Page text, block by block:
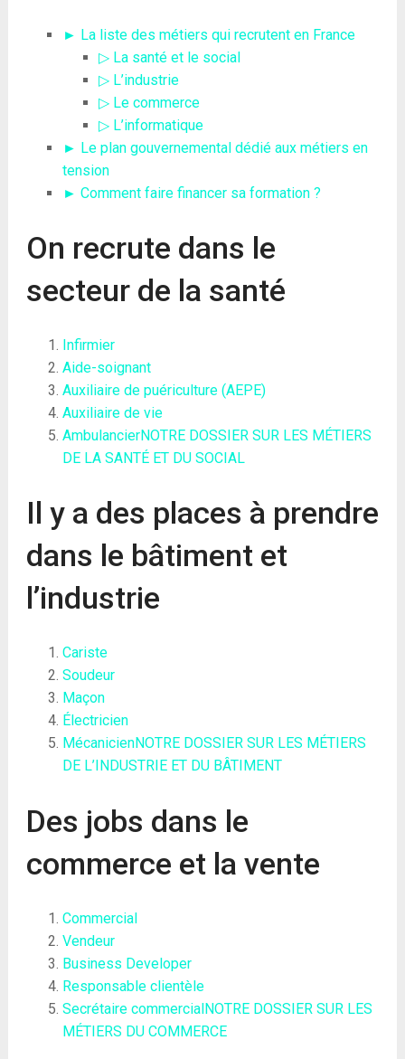
► La liste des métiers qui recrutent en France
▷ La santé et le social
▷ L’industrie
▷ Le commerce
▷ L’informatique
► Le plan gouvernemental dédié aux métiers en
tension
► Comment faire financer sa formation ?
On recrute dans le
secteur de la santé
Infirmier
Aide-soignant
Auxiliaire de puériculture (AEPE)
Auxiliaire de vie
AmbulancierNOTRE DOSSIER SUR LES MÉTIERS
DE LA SANTÉ ET DU SOCIAL
Il y a des places à prendre
dans le bâtiment et
l’industrie
Cariste
Soudeur
Maçon
Électricien
MécanicienNOTRE DOSSIER SUR LES MÉTIERS
DE L’INDUSTRIE ET DU BÂTIMENT
Des jobs dans le
commerce et la vente
Commercial
Vendeur
Business Developer
Responsable clientèle
Secrétaire commercialNOTRE DOSSIER SUR LES
MÉTIERS DU COMMERCE